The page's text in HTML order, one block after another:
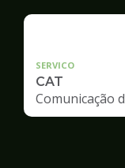
SERVICO
CAT
Comunicação